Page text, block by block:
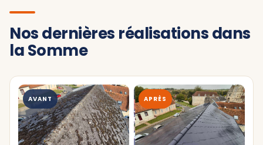
Nos dernières réalisations dans
la Somme
AVANT APRÈS